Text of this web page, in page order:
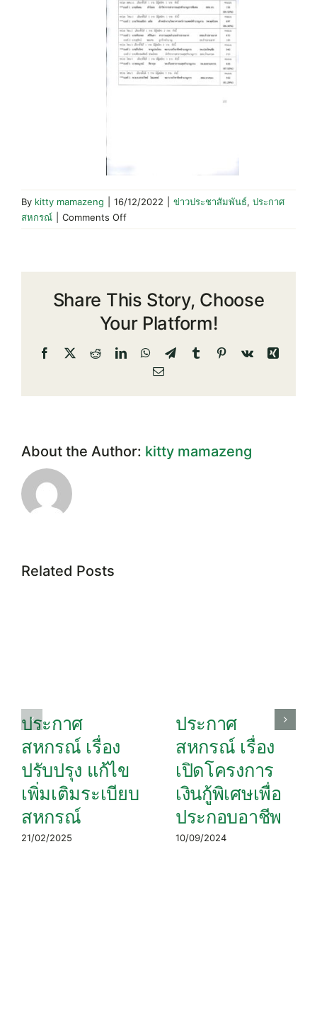
By kitty mamazeng 16/12/2022 ข่าวประชาสัมพันธ์, ประกาศ
สหกรณ์
Comments Offon
ประกาศ
ตั้ง
สรรหา
คณะ
ดำเนิน
Share This Story, Choose
Your Platform!
Facebook
X RedditLinkedInWhatsApp
TelegramTumblrPinterest
Vk
Xing
Email
About the Author: kitty mamazeng
Related Posts
ประกาศ
สหกรณ์ เรื่อง
ปรับปรุง แก้ไข
เพิ่มเติมระเบียบ
สหกรณ์
21/02/2025
ประกาศ
สหกรณ์ เรื่อง
เปิดโครงการ
เงินกู้พิเศษเพื่อ
ประกอบอาชีพ
10/09/2024